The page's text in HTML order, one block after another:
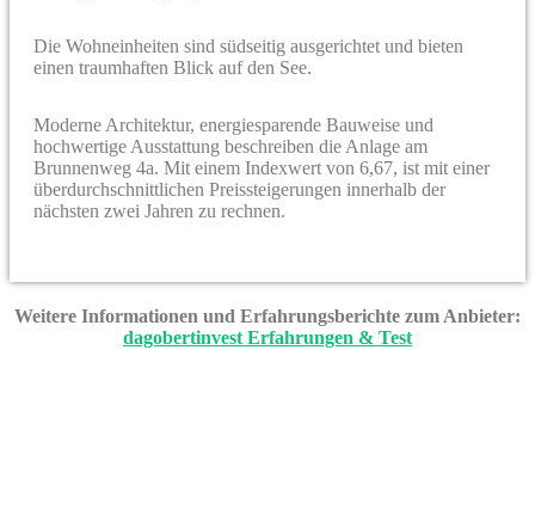
Die Wohneinheiten sind südseitig ausgerichtet und bieten
einen traumhaften Blick auf den See.
Moderne Architektur, energiesparende Bauweise und
hochwertige Ausstattung beschreiben die Anlage am
Brunnenweg 4a. Mit einem Indexwert von 6,67, ist mit einer
überdurchschnittlichen Preissteigerungen innerhalb der
nächsten zwei Jahren zu rechnen.
Weitere Informationen und Erfahrungsberichte zum Anbieter:
dagobertinvest Erfahrungen & Test